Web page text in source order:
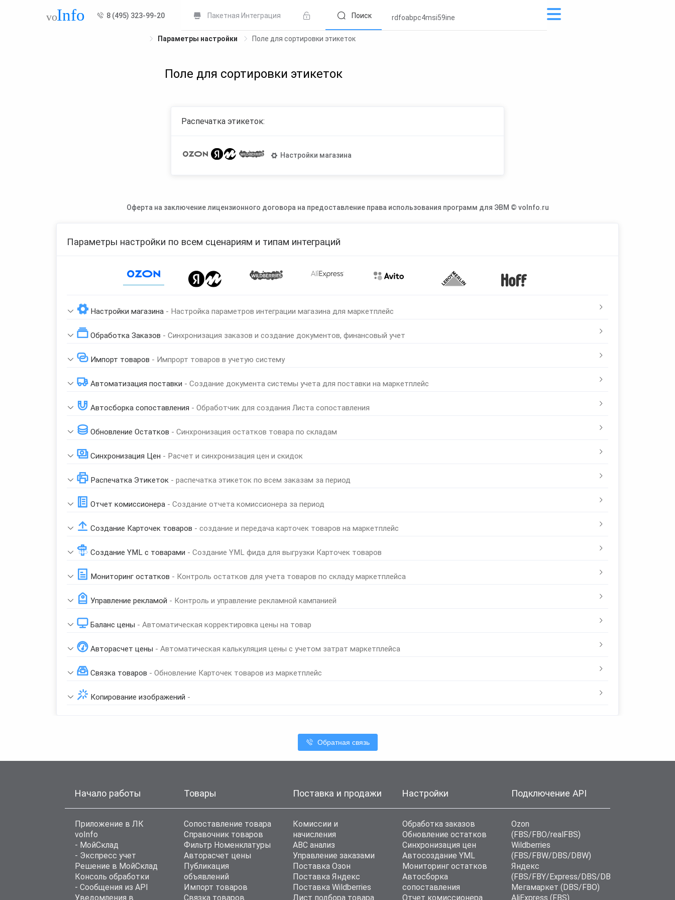
8 (495) 323-99-20 Пакетная Интеграция Поиск rdfoabpc4msi59ine
Параметры настройки Поле для сортировки этикеток
Поле для сортировки этикеток
Распечатка этикеток:
Настройки магазина
Оферта на заключение лицензионного договора на предоставление права использования программ для ЭВМ © voInfo.ru
Параметры настройки по всем сценариям и типам интеграций
Настройки магазина - Настройка параметров интеграции магазина для маркетплейс
Обработка Заказов - Синхронизация заказов и создание документов, финансовый учет
Импорт товаров - Импрорт товаров в учетую систему
Автоматизация поставки - Создание документа системы учета для поставки на маркетплейс
Автосборка сопоставления - Обработчик для создания Листа сопоставления
Обновление Остатков - Синхронизация остатков товара по складам
Синхронизация Цен - Расчет и синхронизация цен и скидок
Распечатка Этикеток - распечатка этикеток по всем заказам за период
Отчет комиссионера - Создание отчета комиссионера за период
Создание Карточек товаров - создание и передача карточек товаров на маркетплейс
Создание YML с товарами - Создание YML фида для выгрузки Карточек товаров
Мониторинг остатков - Контроль остатков для учета товаров по складу маркетплейса
Управление рекламой - Контроль и управление рекламной кампанией
Баланс цены - Автоматическая корректировка цены на товар
Авторасчет цены - Автоматическая калькуляция цены с учетом затрат маркетплейса
Связка товаров - Обновление Карточек товаров из маркетплейс
Копирование изображений -
Обратная связь
Начало работы
Приложение в ЛК
voInfo
- МойСклад
- Экспресс учет
Решение в МойСклад
Консоль обработки
- Сообщения из API
Уведомления в
Товары
Сопоставление товара
Справочник товаров
Фильтр Номенклатуры
Авторасчет цены
Публикация
объявлений
Импорт товаров
Связка товаров
Поставка и продажи
Комиссии и
начисления
ABC анализ
Управление заказами
Поставка Озон
Поставка Яндекс
Поставка Wildberries
Лист подбора товара
Настройки
Обработка заказов
Обновление остатков
Синхронизация цен
Автосоздание YML
Мониторинг остатков
Автосборка
сопоставления
Отчет комиссионера
Подключение API
Ozon
(FBS/FBO/realFBS)
Wildberries
(FBS/FBW/DBS/DBW)
Яндекс
(FBS/FBY/Express/DBS/DBD)
Мегамаркет (DBS/FBO)
AliExpress (FBS)